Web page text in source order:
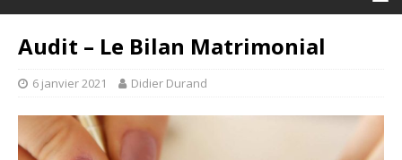
Audit – Le Bilan Matrimonial
6 janvier 2021 Didier Durand